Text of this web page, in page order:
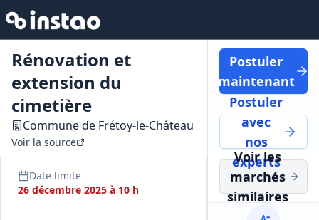
Rénovation et
extension du
cimetière
Commune de Frétoy-le-Château
Voir la source
Date limite
26 décembre 2025 à 10 h
Postuler
maintenant
Postuler
avec
nos
experts
Voir les
marchés
similaires